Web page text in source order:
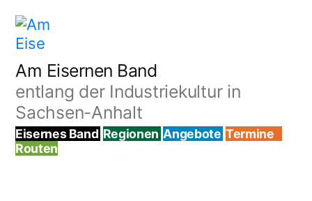
Inhalt
Am Eisernen Band
entlang der Industriekultur in
Sachsen-Anhalt
Eisernes Band Regionen Angebote Termine
Routen